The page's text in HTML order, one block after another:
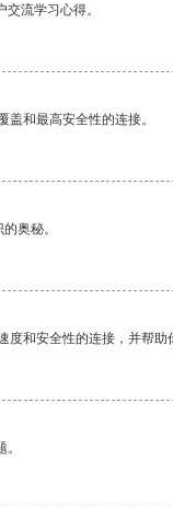
流学习心得。
和最高安全性的连接。
奥秘。
和安全性的连接，并帮助